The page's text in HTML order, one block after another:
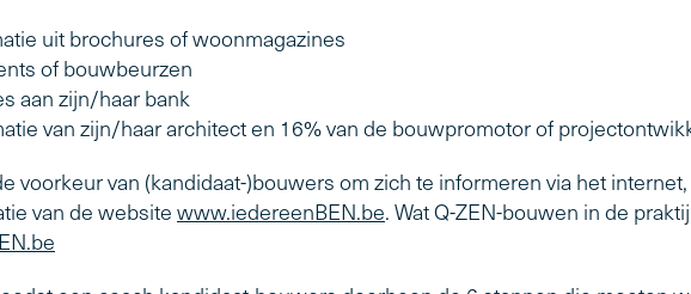
uit brochures of woonmagazines
of bouwbeurzen
aan zijn/haar bank
van zijn/haar architect en 16% van de bouwpromotor of
voorkeur van (kandidaat-)bouwers om zich te informeren via het
van de website www.iedereenBEN.be. Wat Q-ZEN-bouwen in de